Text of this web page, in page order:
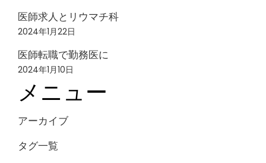
医師求人とリウマチ科
2024年1月22日
医師転職で勤務医に
2024年1月10日
メニュー
アーカイブ
タグ一覧